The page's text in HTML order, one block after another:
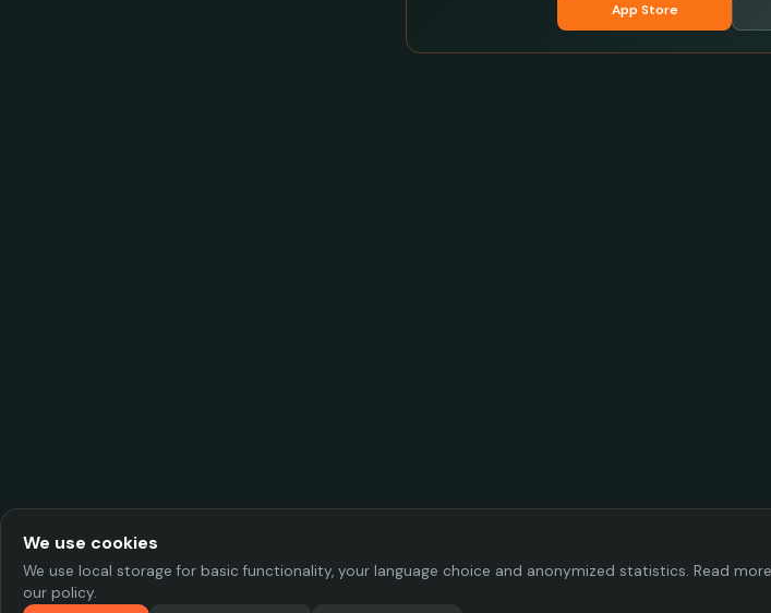
App Store
We use cookies
We use local storage for basic functionality, your language choice and anonymized statistics. Read
our policy.